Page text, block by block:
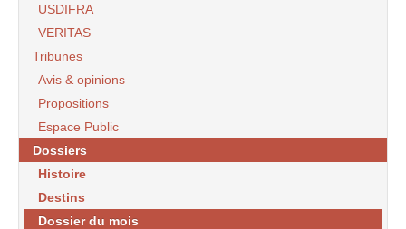
USDIFRA
VERITAS
Tribunes
Avis & opinions
Propositions
Espace Public
Dossiers
Histoire
Destins
Dossier du mois